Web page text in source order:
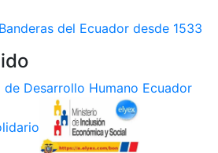
del Ecuador desde 1533
de Desarrollo Humano Ecuador